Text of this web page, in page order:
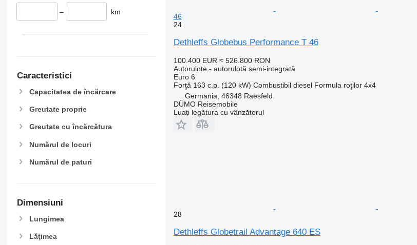
– km
Caracteristici
Capacitatea de încărcare
Greutate proprie
Greutate cu încărcătura
Numărul de locuri
Numărul de paturi
Dimensiuni
Lungimea
Lăţimea
46
24
Dethleffs Globebus Performance T 46
100.400 EUR ≈ 526.800 RON
Autorulote - autorulotă semi-integrată
Euro 6
Forţă 163 c.p. (120 kW) Combustibil diesel Formula roţilor 4x4
Germania, 46348 Raesfeld
DÜMO Reisemobile
Luați legătura cu vânzătorul
28
Dethleffs Globetrail Advantage 640 ES